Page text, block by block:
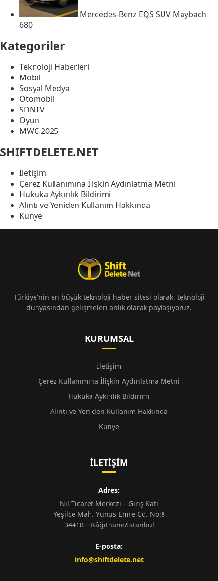
Mercedes-Benz EQS SUV Maybach
680
Kategoriler
Teknoloji Haberleri
Mobil
Sosyal Medya
Otomobil
SDNTV
Oyun
MWC 2025
SHIFTDELETE.NET
İletişim
Çerez Kullanımına İlişkin Aydınlatma Metni
Hukuka Aykırılık Bildirimi
Alıntı ve Yeniden Kullanım Hakkında
Künye
Türkiye'nin en büyük teknoloji haber sitesi olarak, teknoloji
dünyasından gelişmeleri anlık olarak paylaşıyoruz.
KURUMSAL
İletişim
Çerez Kullanımına İlişkin Aydınlatma Metni
Hukuka Aykırılık Bildirimi
Alıntı ve Yeniden Kullanım Hakkında
Künye
İLETIŞIM
Adres:
Nil Ticaret Merkezi – Giriş Katı
Yeşilce Mah. Yunus Emre Cd. No:8
34418 – Kâğıthane/İstanbul
E-posta:
info@shiftdelete.net